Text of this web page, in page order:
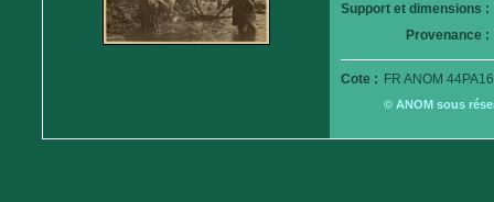
Support et dimensions :
Provenance :
Cote : FR ANOM
© ANOM sous